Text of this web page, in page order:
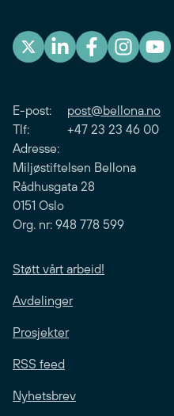
E-post: post@bellona.no
Tlf: +47 23 23 46 00
Adresse:
Miljøstiftelsen Bellona
Rådhusgata 28
0151 Oslo
Org. nr: 948 778 599
Støtt vårt arbeid!
Avdelinger
Prosjekter
RSS feed
Nyhetsbrev